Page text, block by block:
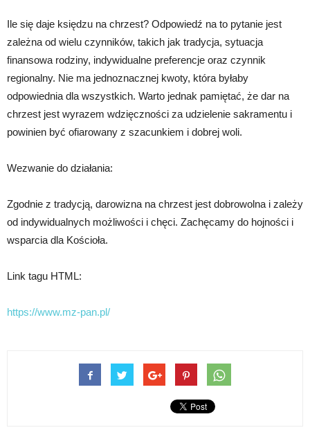
Ile się daje księdzu na chrzest? Odpowiedź na to pytanie jest
zależna od wielu czynników, takich jak tradycja, sytuacja
finansowa rodziny, indywidualne preferencje oraz czynnik
regionalny. Nie ma jednoznacznej kwoty, która byłaby
odpowiednia dla wszystkich. Warto jednak pamiętać, że dar na
chrzest jest wyrazem wdzięczności za udzielenie sakramentu i
powinien być ofiarowany z szacunkiem i dobrej woli.
Wezwanie do działania:
Zgodnie z tradycją, darowizna na chrzest jest dobrowolna i zależy
od indywidualnych możliwości i chęci. Zachęcamy do hojności i
wsparcia dla Kościoła.
Link tagu HTML:
https://www.mz-pan.pl/